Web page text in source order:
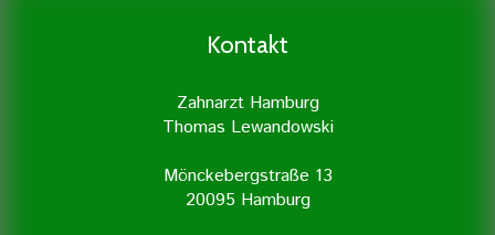
Zahnarztpraxis mit Unterstützung
besonders viel Wert auf Prophylaxe und
professionelle Zahnreinigung.
Kontakt
Zahnarzt Hamburg
Thomas Lewandowski
Mönckebergstraße 13
20095 Hamburg